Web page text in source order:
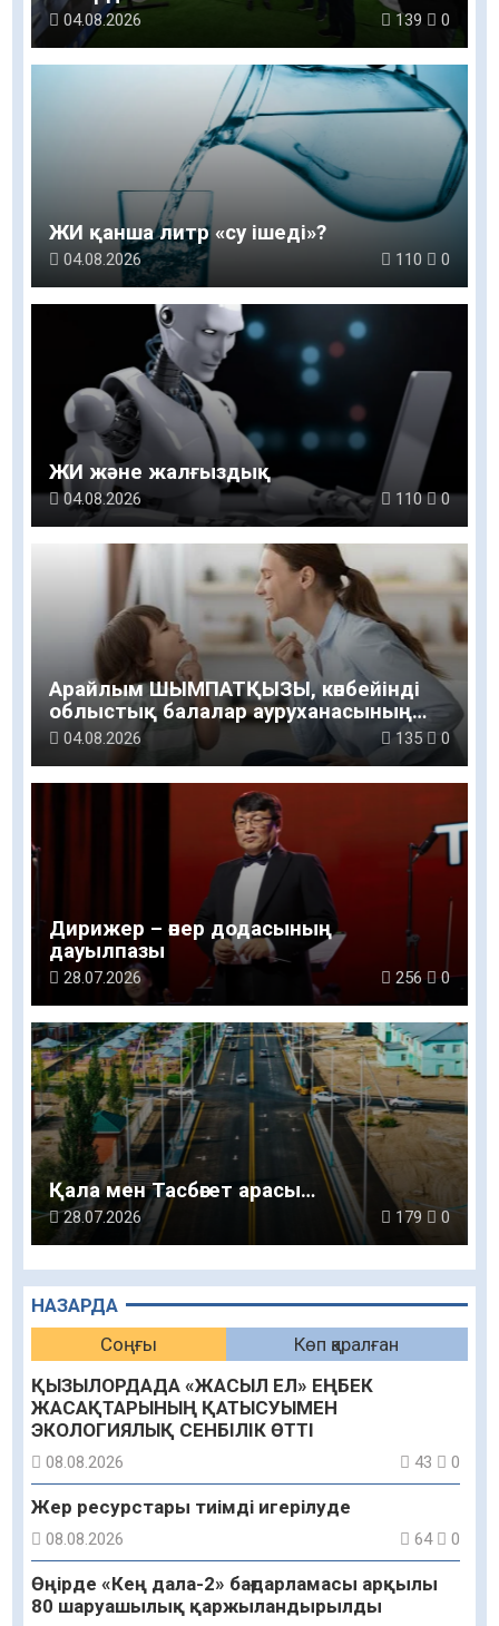
НАЗАРДА
Соңғы
Көп қаралған
ҚЫЗЫЛОРДАДА «ЖАСЫЛ ЕЛ» ЕҢБЕК
ЖАСАҚТАРЫНЫҢ ҚАТЫСУЫМЕН
ЭКОЛОГИЯЛЫҚ СЕНБІЛІК ӨТТІ
08.08.2026 43 0
Жер ресурстары тиімді игерілуде
08.08.2026 64 0
Өңірде «Кең дала-2» бағдарламасы арқылы
80 шаруашылық қаржыландырылды
04.08.2026 139 0
ЖИ қанша литр «су ішеді»?
04.08.2026 110 0
ЖИ және жалғыздық
04.08.2026 110 0
Арайлым ШЫМПАТҚЫЗЫ, көпбейінді
облыстық балалар ауруханасының
логопед маманы: Баланың сөйлеуі мен
дамуы үйдегі қарапайым қарым-
қатынастан басталады
04.08.2026 135 0
Дирижер – өнер додасының
дауылпазы
28.07.2026 256 0
Қала мен Тасбөгет арасы…
28.07.2026 179 0